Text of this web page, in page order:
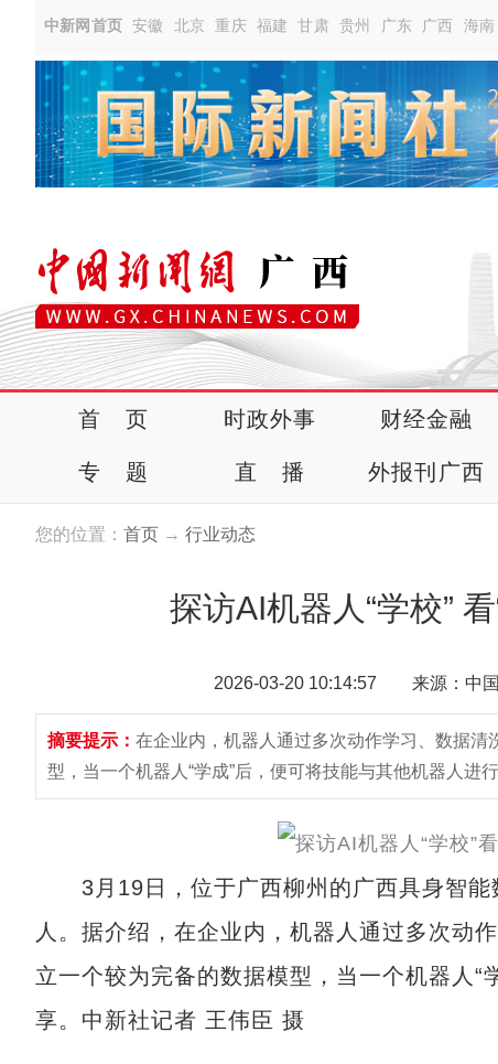
中新网首页 安徽 北京 重庆 福建 甘肃 贵州 广东 广西 海南
首 页 时政外事 财经金融
专 题 直 播 外报刊广西
您的位置： 首页 → 行业动态
探访AI机器人“学校”
2026-03-20 10:14:57 来源：中国
摘要提示： 在企业内，机器人通过多次动作学习、数据
型，当一个机器人“学成”后，便可将技能与其他机器人进行
3月19日，位于广西柳州的广西具身智能
人。据介绍，在企业内，机器人通过多次动
立一个较为完备的数据模型，当一个机器人“
享。中新社记者 王伟臣 摄